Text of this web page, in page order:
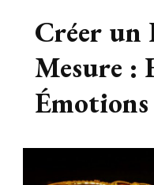
Créer un
Mesure :